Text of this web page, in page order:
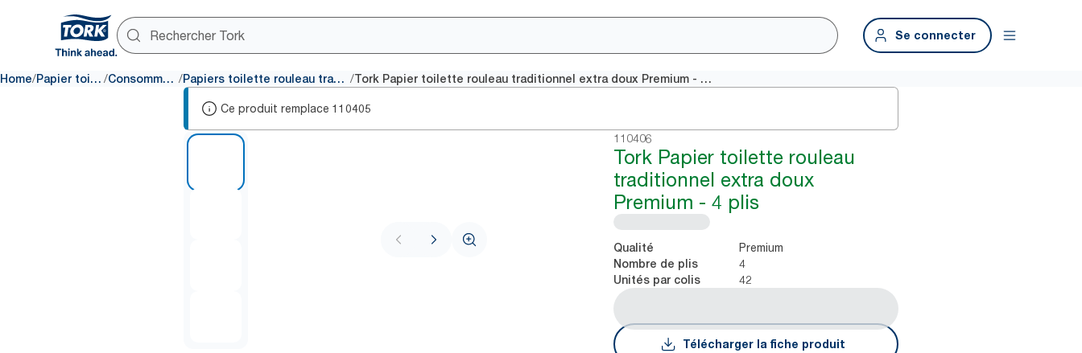
Se connecter
Home/ Papier toilette / Consommables / Papiers toilette rouleau traditionnel / Tork Papier toilette rouleau traditionnel extra doux Premium - 4 plis
Ce produit remplace 110405
110406
Tork Papier toilette rouleau
traditionnel extra doux
Premium - 4 plis
Qualité Premium
Nombre de plis 4
Unités par colis 42
Télécharger la fiche produit